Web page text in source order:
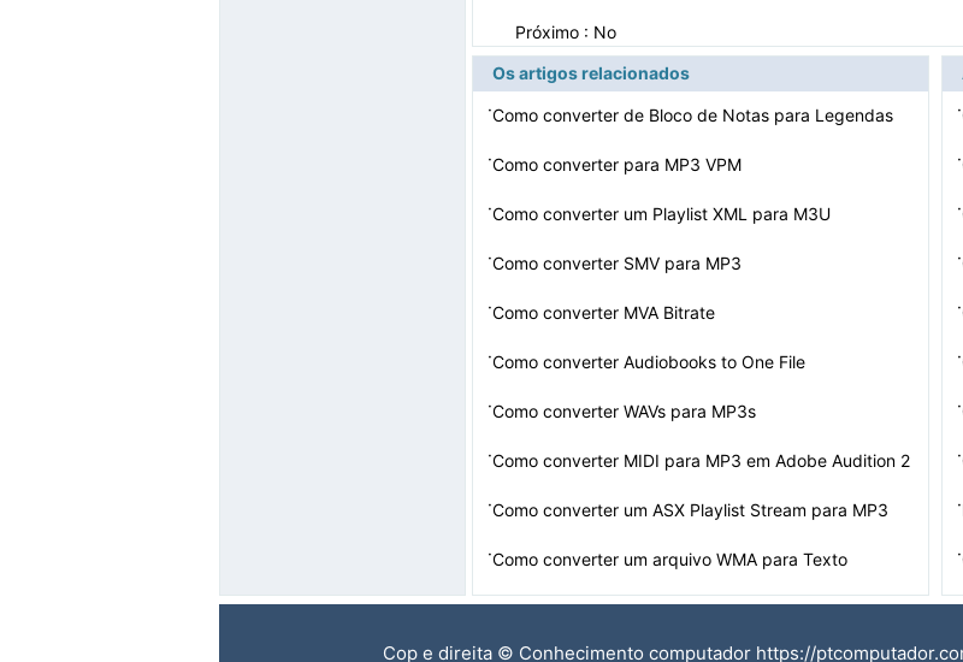
Próximo : No
Os artigos relacionados
·Como converter de Bloco de Notas para Legendas
·Como converter para MP3 VPM
·Como converter um Playlist XML para M3U
·Como converter SMV para MP3
·Como converter MVA Bitrate
·Como converter Audiobooks to One File
·Como converter WAVs para MP3s
·Como converter MIDI para MP3 em Adobe Audition 2
·Como converter um ASX Playlist Stream para MP3
·Como converter um arquivo WMA para Texto
·
·
·
·
·
·
·
·
·
·
Cop e direita © Conhecimento computador https://